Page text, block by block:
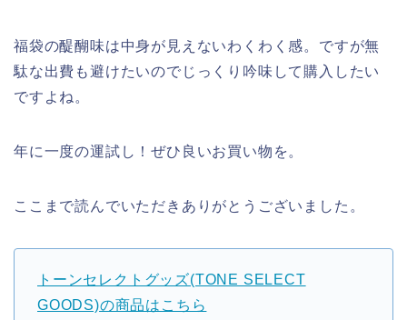
福袋の醍醐味は中身が見えないわくわく感。ですが無
駄な出費も避けたいのでじっくり吟味して購入したい
ですよね。
年に一度の運試し！ぜひ良いお買い物を。
ここまで読んでいただきありがとうございました。
トーンセレクトグッズ(TONE SELECT
GOODS)の商品はこちら